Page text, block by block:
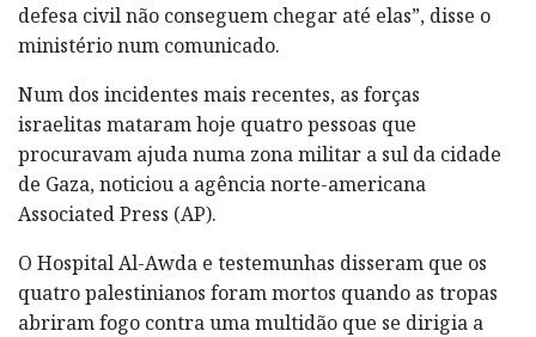
defesa civil não conseguem chegar até elas”, disse o
ministério num comunicado.
Num dos incidentes mais recentes, as forças
israelitas mataram hoje quatro pessoas que
procuravam ajuda numa zona militar a sul da cidade
de Gaza, noticiou a agência norte-americana
Associated Press (AP).
O Hospital Al-Awda e testemunhas disseram que os
quatro palestinianos foram mortos quando as tropas
abriram fogo contra uma multidão que se dirigia a